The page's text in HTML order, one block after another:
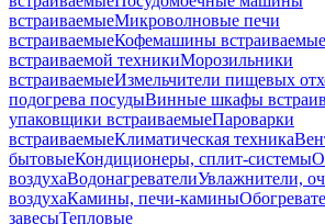
встраиваемыеМикроволновые печи
встраиваемыеКофемашины встраиваемые
встраиваемой техникиМорозильники
встраиваемыеИзмельчители пищевых
подогрева посудыВинные шкафы
упаковщики встраиваемыеПароварки
встраиваемыеКлиматическая техника
бытовыеКондиционеры, сплит-системы
воздухаВодонагревателиУвлажнители,
воздухаКамины, печи-камины
завесыТепловые